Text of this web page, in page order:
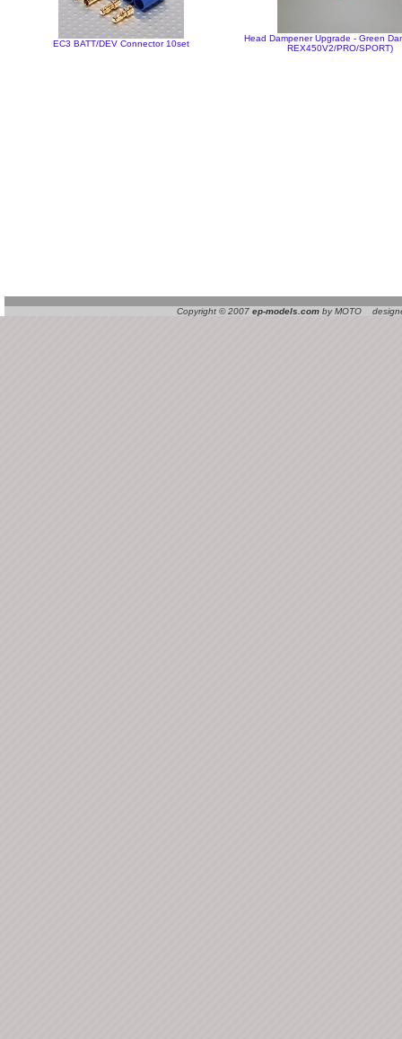
EC3 BATT/DEV Connector 10set
Head Dampener Upgrade - Green
REX450V2/PRO/SPORT)
Copyright © 2007 ep-models.com by MOTO